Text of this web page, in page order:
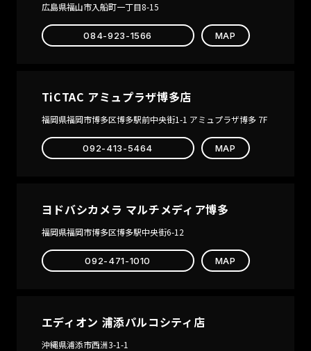
広島県福山市入船町一丁目8-15
084-923-1566 MAP
TiCTAC アミュプラザ博多店
福岡県福岡市博多区博多駅前中央街1-1 アミュプラザ博多 7F
092-413-5464 MAP
ヨドバシカメラ マルチメディア博多
福岡県福岡市博多区博多駅中央街6-12
092-471-1010 MAP
エディオン 浦添パルコシティ店
沖縄県浦添市西洲3-1-1